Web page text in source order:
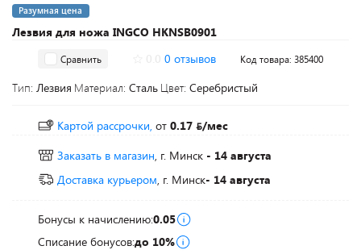
Лезвия для ножа INGCO HKNSB0901
Разумная цена
Сравнить 0 отзывов Код товара: 385400
Тип: Лезвия Материал: Сталь Цвет: Серебристый
Картой рассрочки, от 0.17
/мес
Заказать в магазин, г. Минск - 14 августа
Доставка курьером, г. Минск- 14 августа
Бонусы к начислению:0.05
Списание бонусов:до 10%